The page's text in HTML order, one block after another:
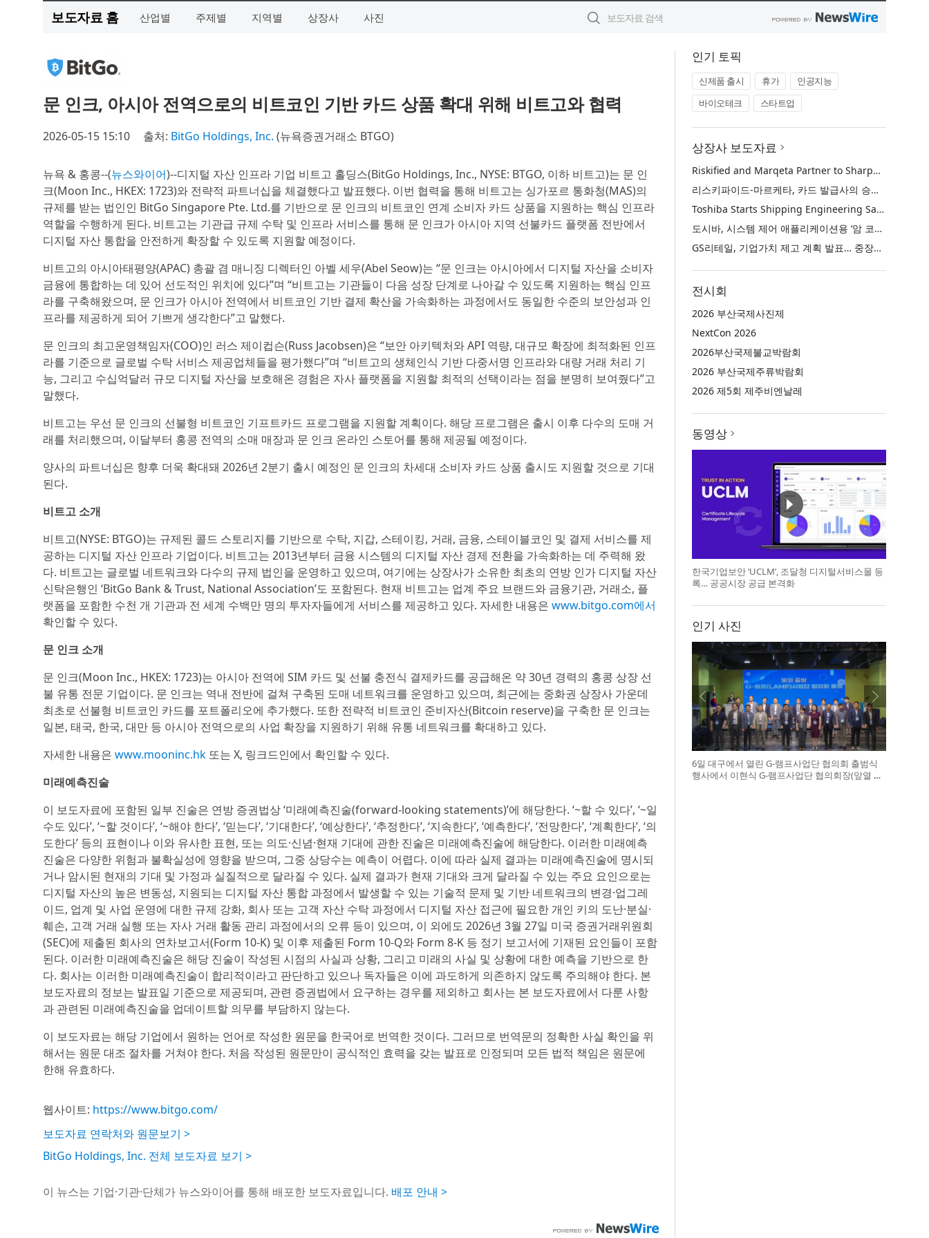
보도자료 홈 산업별 주제별 지역별 상장사 사진
문 인크, 아시아 전역으로의 비트코인 기반 카드 상품 확대 위해 비트고와 협력
2026-05-15 15:10 출처: BitGo Holdings, Inc. (뉴욕증권거래소 BTGO)
뉴욕 & 홍콩--(뉴스와이어)--디지털 자산 인프라 기업 비트고 홀딩스(BitGo Holdings, Inc., NYSE: BTGO, 이하 비트고)는 문 인
크(Moon Inc., HKEX: 1723)와 전략적 파트너십을 체결했다고 발표했다. 이번 협력을 통해 비트고는 싱가포르 통화청(MAS)의
규제를 받는 법인인 BitGo Singapore Pte. Ltd.를 기반으로 문 인크의 비트코인 연계 소비자 카드 상품을 지원하는 핵심 인프라
역할을 수행하게 된다. 비트고는 기관급 규제 수탁 및 인프라 서비스를 통해 문 인크가 아시아 지역 선불카드 플랫폼 전반에서
디지털 자산 통합을 안전하게 확장할 수 있도록 지원할 예정이다.
비트고의 아시아태평양(APAC) 총괄 겸 매니징 디렉터인 아벨 세우(Abel Seow)는 “문 인크는 아시아에서 디지털 자산을 소비자
금융에 통합하는 데 있어 선도적인 위치에 있다”며 “비트고는 기관들이 다음 성장 단계로 나아갈 수 있도록 지원하는 핵심 인프
라를 구축해왔으며, 문 인크가 아시아 전역에서 비트코인 기반 결제 확산을 가속화하는 과정에서도 동일한 수준의 보안성과 인
프라를 제공하게 되어 기쁘게 생각한다”고 말했다.
문 인크의 최고운영책임자(COO)인 러스 제이컵슨(Russ Jacobsen)은 “보안 아키텍처와 API 역량, 대규모 확장에 최적화된 인프
라를 기준으로 글로벌 수탁 서비스 제공업체들을 평가했다”며 “비트고의 생체인식 기반 다중서명 인프라와 대량 거래 처리 기
능, 그리고 수십억달러 규모 디지털 자산을 보호해온 경험은 자사 플랫폼을 지원할 최적의 선택이라는 점을 분명히 보여줬다”고
말했다.
비트고는 우선 문 인크의 선불형 비트코인 기프트카드 프로그램을 지원할 계획이다. 해당 프로그램은 출시 이후 다수의 도매 거
래를 처리했으며, 이달부터 홍콩 전역의 소매 매장과 문 인크 온라인 스토어를 통해 제공될 예정이다.
양사의 파트너십은 향후 더욱 확대돼 2026년 2분기 출시 예정인 문 인크의 차세대 소비자 카드 상품 출시도 지원할 것으로 기대
된다.
비트고 소개
비트고(NYSE: BTGO)는 규제된 콜드 스토리지를 기반으로 수탁, 지갑, 스테이킹, 거래, 금융, 스테이블코인 및 결제 서비스를 제
공하는 디지털 자산 인프라 기업이다. 비트고는 2013년부터 금융 시스템의 디지털 자산 경제 전환을 가속화하는 데 주력해 왔
다. 비트고는 글로벌 네트워크와 다수의 규제 법인을 운영하고 있으며, 여기에는 상장사가 소유한 최초의 연방 인가 디지털 자산
신탁은행인 ‘BitGo Bank & Trust, National Association’도 포함된다. 현재 비트고는 업계 주요 브랜드와 금융기관, 거래소, 플
랫폼을 포함한 수천 개 기관과 전 세계 수백만 명의 투자자들에게 서비스를 제공하고 있다. 자세한 내용은 www.bitgo.com에서
확인할 수 있다.
문 인크 소개
문 인크(Moon Inc., HKEX: 1723)는 아시아 전역에 SIM 카드 및 선불 충전식 결제카드를 공급해온 약 30년 경력의 홍콩 상장 선
불 유통 전문 기업이다. 문 인크는 역내 전반에 걸쳐 구축된 도매 네트워크를 운영하고 있으며, 최근에는 중화권 상장사 가운데
최초로 선불형 비트코인 카드를 포트폴리오에 추가했다. 또한 전략적 비트코인 준비자산(Bitcoin reserve)을 구축한 문 인크는
일본, 태국, 한국, 대만 등 아시아 전역으로의 사업 확장을 지원하기 위해 유통 네트워크를 확대하고 있다.
자세한 내용은 www.mooninc.hk 또는 X, 링크드인에서 확인할 수 있다.
미래예측진술
이 보도자료에 포함된 일부 진술은 연방 증권법상 ‘미래예측진술(forward-looking statements)’에 해당한다. ‘~할 수 있다’, ‘~일
수도 있다’, ‘~할 것이다’, ‘~해야 한다’, ‘믿는다’, ‘기대한다’, ‘예상한다’, ‘추정한다’, ‘지속한다’, ‘예측한다’, ‘전망한다’, ‘계획한다’, ‘의
도한다’ 등의 표현이나 이와 유사한 표현, 또는 의도·신념·현재 기대에 관한 진술은 미래예측진술에 해당한다. 이러한 미래예측
진술은 다양한 위험과 불확실성에 영향을 받으며, 그중 상당수는 예측이 어렵다. 이에 따라 실제 결과는 미래예측진술에 명시되
거나 암시된 현재의 기대 및 가정과 실질적으로 달라질 수 있다. 실제 결과가 현재 기대와 크게 달라질 수 있는 주요 요인으로는
디지털 자산의 높은 변동성, 지원되는 디지털 자산 통합 과정에서 발생할 수 있는 기술적 문제 및 기반 네트워크의 변경·업그레
이드, 업계 및 사업 운영에 대한 규제 강화, 회사 또는 고객 자산 수탁 과정에서 디지털 자산 접근에 필요한 개인 키의 도난·분실·
훼손, 고객 거래 실행 또는 자사 거래 활동 관리 과정에서의 오류 등이 있으며, 이 외에도 2026년 3월 27일 미국 증권거래위원회
(SEC)에 제출된 회사의 연차보고서(Form 10-K) 및 이후 제출된 Form 10-Q와 Form 8-K 등 정기 보고서에 기재된 요인들이 포함
된다. 이러한 미래예측진술은 해당 진술이 작성된 시점의 사실과 상황, 그리고 미래의 사실 및 상황에 대한 예측을 기반으로 한
다. 회사는 이러한 미래예측진술이 합리적이라고 판단하고 있으나 독자들은 이에 과도하게 의존하지 않도록 주의해야 한다. 본
보도자료의 정보는 발표일 기준으로 제공되며, 관련 증권법에서 요구하는 경우를 제외하고 회사는 본 보도자료에서 다룬 사항
과 관련된 미래예측진술을 업데이트할 의무를 부담하지 않는다.
이 보도자료는 해당 기업에서 원하는 언어로 작성한 원문을 한국어로 번역한 것이다. 그러므로 번역문의 정확한 사실 확인을 위
해서는 원문 대조 절차를 거쳐야 한다. 처음 작성된 원문만이 공식적인 효력을 갖는 발표로 인정되며 모든 법적 책임은 원문에
한해 유효하다.
웹사이트: https://www.bitgo.com/
보도자료 연락처와 원문보기 >
BitGo Holdings, Inc. 전체 보도자료 보기 >
이 뉴스는 기업·기관·단체가 뉴스와이어를 통해 배포한 보도자료입니다. 배포 안내 >
인기 토픽
신제품 출시 휴가
인공지능
바이오테크
스타트업
상장사 보도자료
Riskified and Marqeta Partner to Sharpen Card Issuer Authorization Decisions and Help Reduce False Declines
리스키파이드-마르케타, 카드 발급사의 승인 판단 정교화 및 오거절 감소 위해 협력
Toshiba Starts Shipping Engineering Samples of TXZ+™ Family Entry‑Class M4V Group, Standard Microcontrollers with Arm® Cortex®‑M4 Core for System Control Applications
도시바, 시스템 제어 애플리케이션용 ‘암 코어텍스-M4’ 코어 탑재 표준 마이크로컨트롤러 TXZ+ 패밀리 엔트리 클래스 ‘M4V 그룹’ 엔지니어링 샘플 출하 개시
GS리테일, 기업가치 제고 계획 발표… 중장기 성장 기반 강화와 주주가치 제고
전시회
2026 부산국제사진제
NextCon 2026
2026부산국제불교박람회
2026 부산국제주류박람회
2026 제5회 제주비엔날레
동영상
한국기업보안 ‘UCLM’, 조달청 디지털서비스몰 등
록… 공공시장 공급 본격화
인기 사진
6일 대구에서 열린 G-램프사업단 협의회 출범식
행사에서 이현식 G-램프사업단 협의회장(앞열 왼